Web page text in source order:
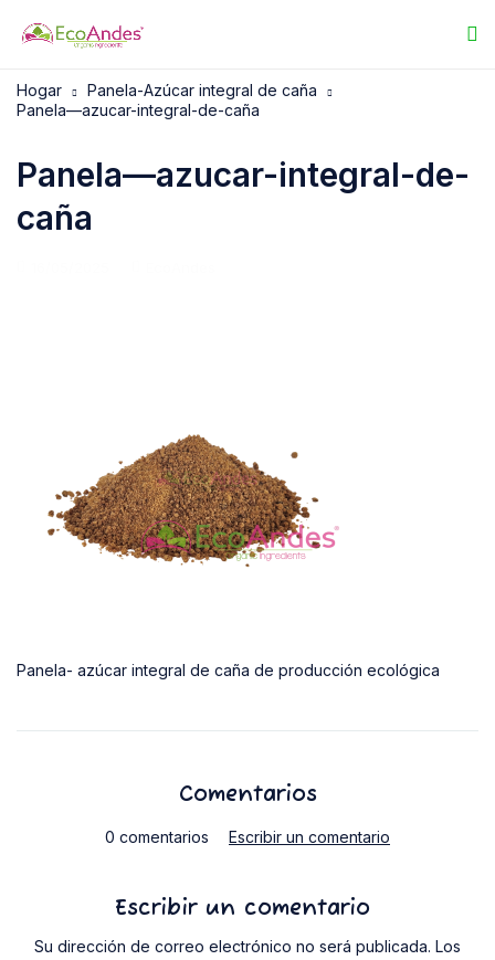
Hogar
Panela-Azúcar integral de caña
Panela—azucar-integral-de-caña
Panela—azucar-integral-de-
caña
Panela- azúcar integral de caña de producción ecológica
Comentarios
0 comentarios Escribir un comentario
Escribir un comentario
Su dirección de correo electrónico no será publicada. Los